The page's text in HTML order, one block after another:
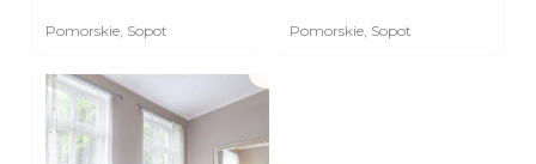
Pomorskie, Sopot Pomorskie Sopot